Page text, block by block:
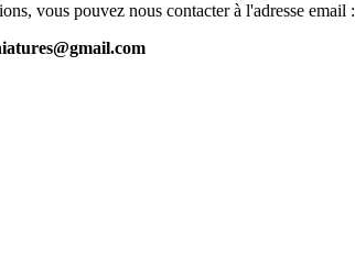
vous pouvez nous contacter à l'adresse email :